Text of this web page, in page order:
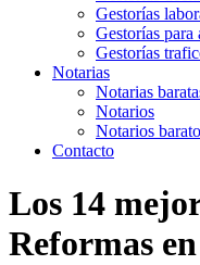
Gestorías
Gestorías para
Gestorías
Notarias
Notarias
Notarios
Notarios
Contacto
Los 14
Reformas